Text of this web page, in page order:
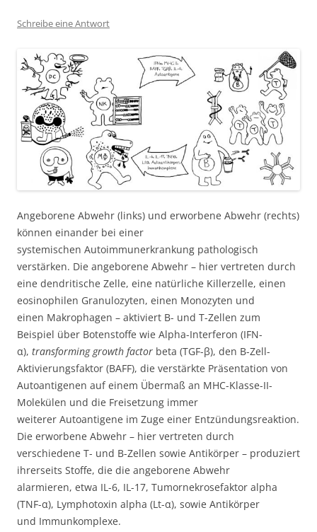
Schreibe eine Antwort
Angeborene Abwehr (links) und erworbene Abwehr (rechts)
können einander bei einer
systemischen Autoimmunerkrankung pathologisch
verstärken. Die angeborene Abwehr – hier vertreten durch
eine dendritische Zelle, eine natürliche Killerzelle, einen
eosinophilen Granulozyten, einen Monozyten und
einen Makrophagen – aktiviert B- und T-Zellen zum
Beispiel über Botenstoffe wie Alpha-Interferon (IFN-
α), transforming growth factor beta (TGF-β), den B-Zell-
Aktivierungsfaktor (BAFF), die verstärkte Präsentation von
Autoantigenen auf einem Übermaß an MHC-Klasse-II-
Molekülen und die Freisetzung immer
weiterer Autoantigene im Zuge einer Entzündungsreaktion.
Die erworbene Abwehr – hier vertreten durch
verschiedene T- und B-Zellen sowie Antikörper – produziert
ihrerseits Stoffe, die die angeborene Abwehr
alarmieren, etwa IL-6, IL-17, Tumornekrosefaktor alpha
(TNF-α), Lymphotoxin alpha (Lt-α), sowie Antikörper
und Immunkomplexe.